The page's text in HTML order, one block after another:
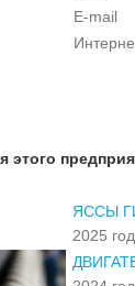
E-mail
этого
ЯССЫ
2025 год